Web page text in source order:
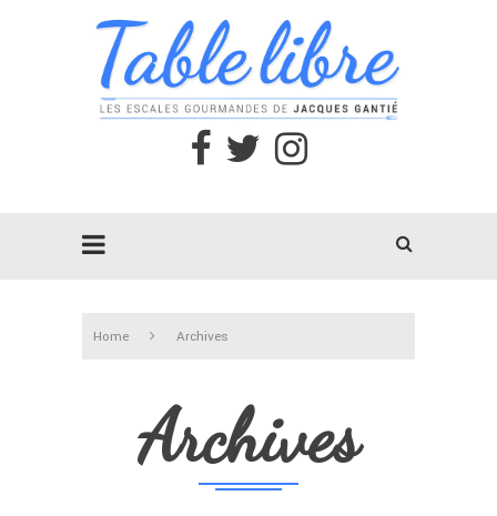
Home Archives
Archives